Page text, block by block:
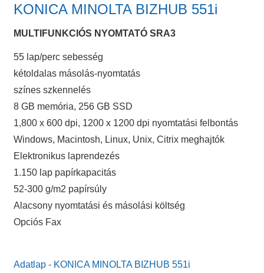
KONICA MINOLTA BIZHUB 551i
MULTIFUNKCIÓS NYOMTATÓ SRA3
55 lap/perc sebesség
kétoldalas másolás-nyomtatás
színes szkennelés
8 GB memória, 256 GB SSD
1,800 x 600 dpi, 1200 x 1200 dpi nyomtatási felbontás
Windows, Macintosh, Linux, Unix, Citrix meghajtók
Elektronikus laprendezés
1.150 lap papírkapacitás
52-300 g/m2 papírsúly
Alacsony nyomtatási és másolási költség
Opciós Fax
Adatlap - KONICA MINOLTA BIZHUB 551i